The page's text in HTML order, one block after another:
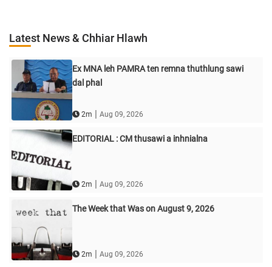
Latest News & Chhiar Hlawh
Ex MNA leh PAMRA ten remna thuthlung sawi
dal phal
2m | Aug 09, 2026
EDITORIAL : CM thusawi a inhnialna
2m | Aug 09, 2026
The Week that Was on August 9, 2026
2m | Aug 09, 2026